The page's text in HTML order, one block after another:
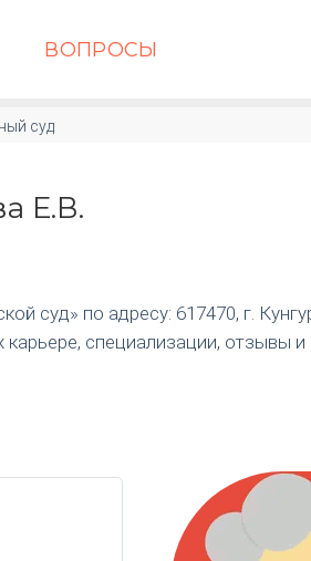
ВОПРОСЫ
суд
Е.В.
суд» по адресу: 617470, г.
специализации, отзывы